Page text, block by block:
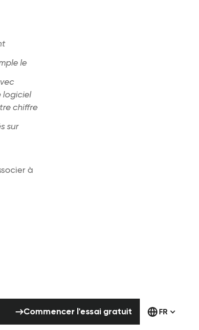
le
logiciel
chiffre
sur
à
Commencer l'essai gratuit FR